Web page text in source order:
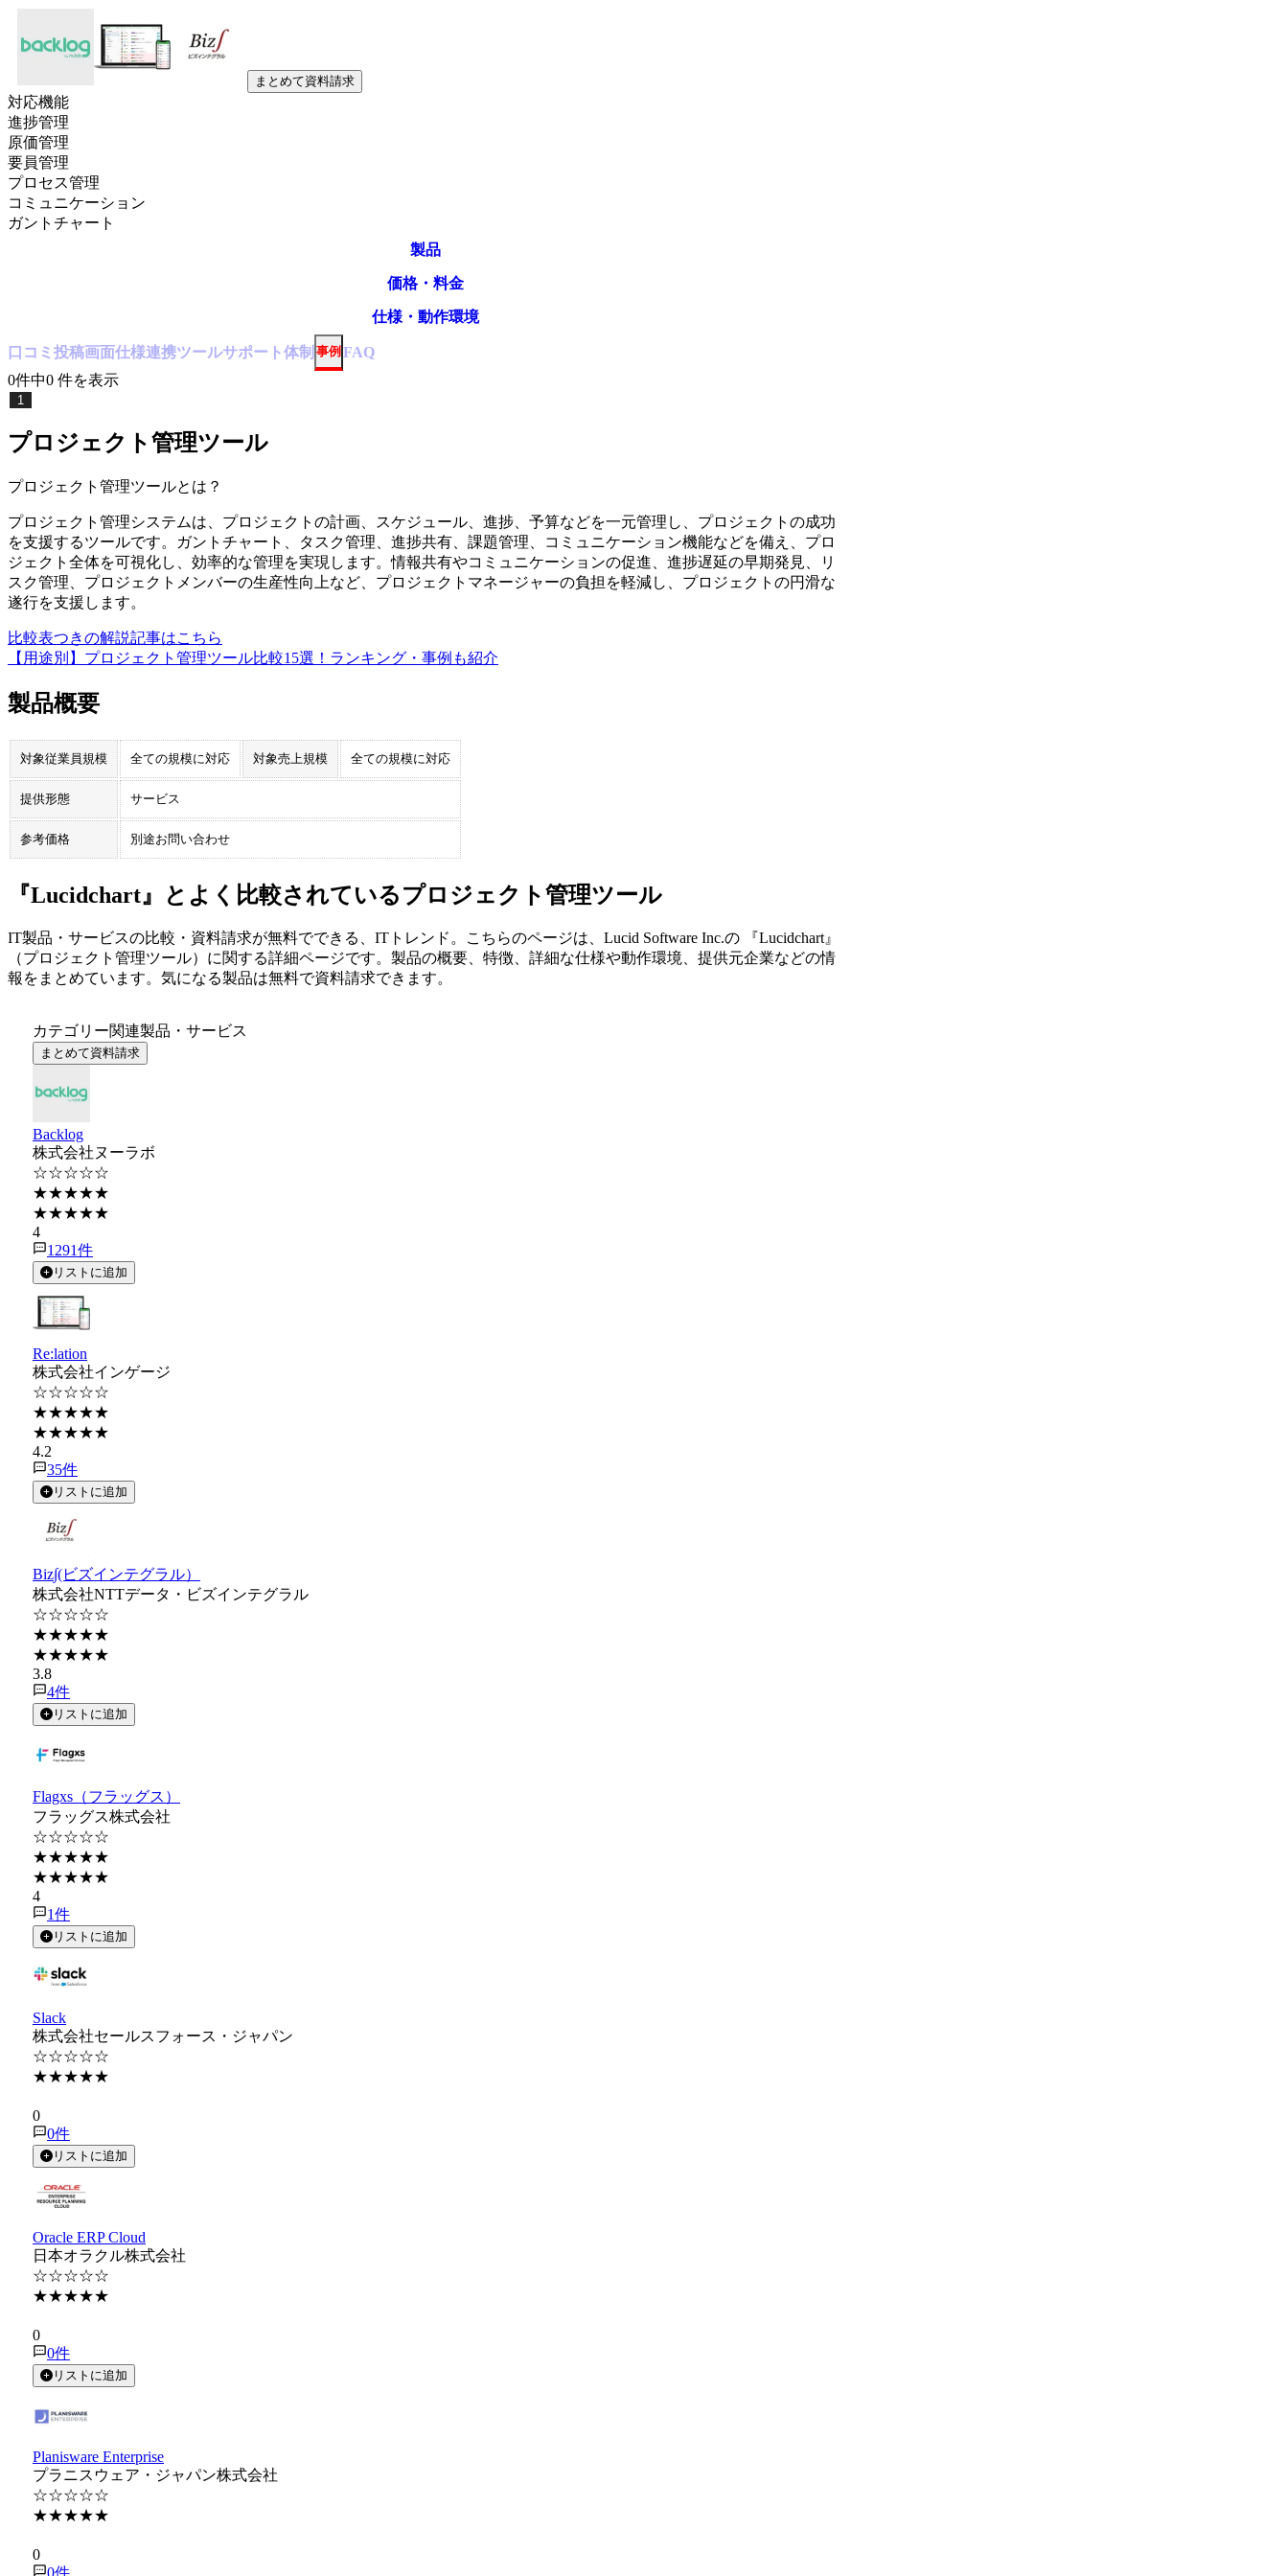
まとめて資料請求
対応機能
進捗管理
原価管理
要員管理
プロセス管理
コミュニケーション
ガントチャート
製品
価格・料金
仕様・動作環境
口コミ 投稿画面仕様連携ツールサポート体制 事例 FAQ
0件中0 件を表示
1
プロジェクト管理ツール
プロジェクト管理ツールとは？
プロジェクト管理システムは、プロジェクトの計画、スケジュール、進捗、予算などを一元管理し、プロジェクトの成功
を支援するツールです。ガントチャート、タスク管理、進捗共有、課題管理、コミュニケーション機能などを備え、プロ
ジェクト全体を可視化し、効率的な管理を実現します。情報共有やコミュニケーションの促進、進捗遅延の早期発見、リ
スク管理、プロジェクトメンバーの生産性向上など、プロジェクトマネージャーの負担を軽減し、プロジェクトの円滑な
遂行を支援します。
比較表つきの解説記事はこちら
【用途別】プロジェクト管理ツール比較15選！ランキング・事例も紹介
製品概要
対象従業員規模 全ての規模に対応 対象売上規模 全ての規模に対応
提供形態 サービス
参考価格 別途お問い合わせ
『Lucidchart』とよく比較されているプロジェクト管理ツール
IT製品・サービスの比較・資料請求が無料でできる、ITトレンド。こちらのページは、 Lucid Software Inc.の 『Lucidchart』
（プロジェクト管理ツール）に関する詳細ページです。製品の概要、特徴、詳細な仕様や動作環境、提供元企業などの情
報をまとめています。気になる製品は無料で資料請求できます。
カテゴリー関連製品・サービス
まとめて資料請求
Backlog
株式会社ヌーラボ
☆☆☆☆☆
★★★★★
★★★★★
4
1291件
リストに追加
Re:lation
株式会社インゲージ
☆☆☆☆☆
★★★★★
★★★★★
4.2
35件
リストに追加
Biz∫(ビズインテグラル）
株式会社NTTデータ・ビズインテグラル
☆☆☆☆☆
★★★★★
★★★★★
3.8
4件
リストに追加
Flagxs（フラッグス）
フラッグス株式会社
☆☆☆☆☆
★★★★★
★★★★★
4
1件
リストに追加
Slack
株式会社セールスフォース・ジャパン
☆☆☆☆☆
★★★★★
0
0件
リストに追加
Oracle ERP Cloud
日本オラクル株式会社
☆☆☆☆☆
★★★★★
0
0件
リストに追加
Planisware Enterprise
プラニスウェア・ジャパン株式会社
☆☆☆☆☆
★★★★★
0